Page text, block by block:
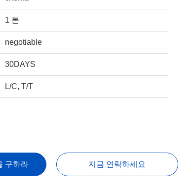
1 톤
negotiable
30DAYS
L/C, T/T
구하라 지금 연락하세요